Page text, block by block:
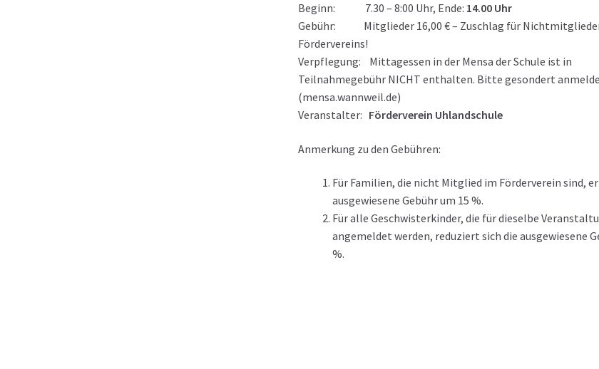
Beginn: 7.30 – 8:00 Uhr, Ende: 14.00 Uhr
Gebühr: Mitglieder 16,00 € – Zuschlag für
Fördervereins!
Verpflegung: Mittagessen in der Mensa der Schule ist in
Teilnahmegebühr NICHT enthalten. Bitte gesondert
(mensa.wannweil.de)
Veranstalter: Förderverein Uhlandschule
Anmerkung zu den Gebühren:
Für Familien, die nicht Mitglied im Förderverein sind,
ausgewiesene Gebühr um 15 %.
Für alle Geschwisterkinder, die für dieselbe
angemeldet werden, reduziert sich die ausgewiesene
%.